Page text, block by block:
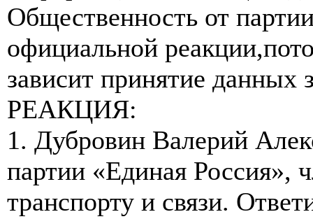
Общественность от
официальной
зависит принятие данных
РЕАКЦИЯ:
1. Дубровин Валерий
партии «Единая Россия»,
транспорту и связи.